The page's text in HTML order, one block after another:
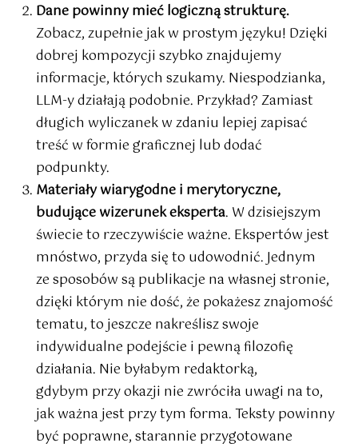
Dane powinny mieć logiczną strukturę.
Zobacz, zupełnie jak w prostym języku! Dzięki
dobrej kompozycji szybko znajdujemy
informacje, których szukamy. Niespodzianka,
LLM-y działają podobnie. Przykład? Zamiast
długich wyliczanek w zdaniu lepiej zapisać
treść w formie graficznej lub dodać
podpunkty.
Materiały wiarygodne i merytoryczne,
budujące wizerunek eksperta. W dzisiejszym
świecie to rzeczywiście ważne. Ekspertów jest
mnóstwo, przyda się to udowodnić. Jednym
ze sposobów są publikacje na własnej stronie,
dzięki którym nie dość, że pokażesz znajomość
tematu, to jeszcze nakreślisz swoje
indywidualne podejście i pewną filozofię
działania. Nie byłabym redaktorką,
gdybym przy okazji nie zwróciła uwagi na to,
jak ważna jest przy tym forma. Teksty powinny
być poprawne, starannie przygotowane